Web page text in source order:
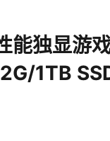
独显游
1TB